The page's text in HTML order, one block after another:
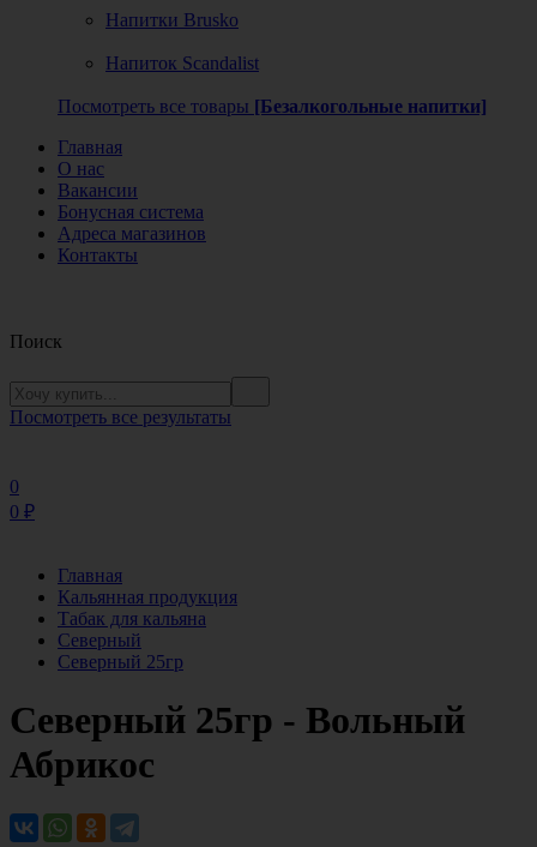
Напитки Brusko
Напиток Scandalist
Посмотреть все товары [Безалкогольные напитки]
Главная
О нас
Вакансии
Бонусная система
Адреса магазинов
Контакты
Поиск
Посмотреть все результаты
0
0 ₽
Главная
Кальянная продукция
Табак для кальяна
Северный
Северный 25гр
Северный 25гр - Вольный
Абрикос